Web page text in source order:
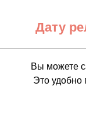
Дату
Вы можете
Это удобно